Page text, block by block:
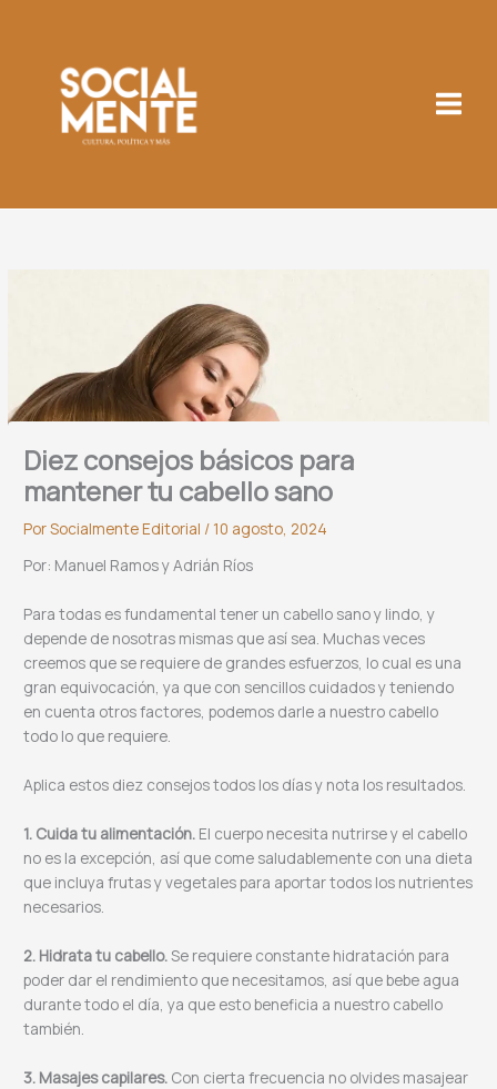
Diez consejos básicos para
mantener tu cabello sano
PorSocialmente Editorial / 10 agosto, 2024
Por: Manuel Ramos y Adrián Ríos
Para todas es fundamental tener un cabello sano y lindo, y
depende de nosotras mismas que así sea. Muchas veces
creemos que se requiere de grandes esfuerzos, lo cual es una
gran equivocación, ya que con sencillos cuidados y teniendo
en cuenta otros factores, podemos darle a nuestro cabello
todo lo que requiere.
Aplica estos diez consejos todos los días y nota los resultados.
1. Cuida tu alimentación. El cuerpo necesita nutrirse y el cabello
no es la excepción, así que come saludablemente con una dieta
que incluya frutas y vegetales para aportar todos los nutrientes
necesarios.
2. Hidrata tu cabello.Se requiere constante hidratación para
poder dar el rendimiento que necesitamos, así que bebe agua
durante todo el día, ya que esto beneficia a nuestro cabello
también.
3. Masajes capilares. Con cierta frecuencia no olvides masajear